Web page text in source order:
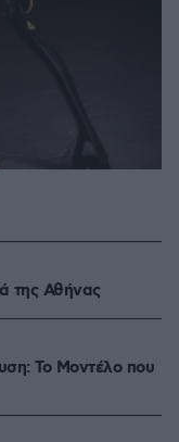
της Αθήνας
Το Mοντέλο που